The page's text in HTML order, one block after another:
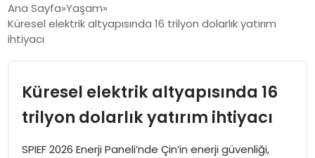
DÜNYA
TEKNOLOJI
Ana Sayfa Yaşam
Küresel elektrik altyapısında 16 trilyon dolarlık yatırım
ihtiyacı
Küresel elektrik altyapısında 16
trilyon dolarlık yatırım ihtiyacı
SPIEF 2026 Enerji Paneli’nde Çin’in enerji güvenliği,